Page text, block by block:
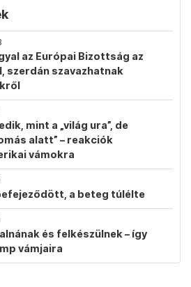
az Európai Bizottság az
szerdán szavazhatnak
mint a „világ ura”, de
alatt” – reakciók
vámokra
a beteg túlélte
és felkészülnek – így
vámjaira